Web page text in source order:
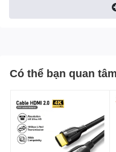
-Cáp DVI Ugreenhai đầu
Có thể bạn quan tâm